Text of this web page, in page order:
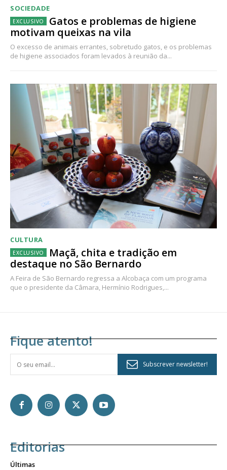
SOCIEDADE
Gatos e problemas de higiene
motivam queixas na vila
O excesso de animais errantes, sobretudo gatos, e os problemas
de higiene associados foram levados à reunião da...
CULTURA
Maçã, chita e tradição em
destaque no São Bernardo
A Feira de São Bernardo regressa a Alcobaça com um programa
que o presidente da Câmara, Hermínio Rodrigues,...
Fique atento!
Subscrever newsletter!
Editorias
Últimas